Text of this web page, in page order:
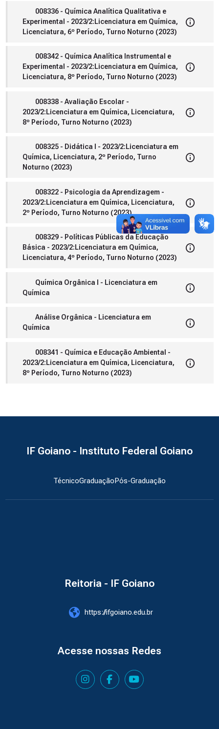
008336 - Química Analítica Qualitativa e
Experimental - 2023/2:Licenciatura em Química,
Licenciatura, 6º Período, Turno Noturno (2023)
008342 - Química Analítica Instrumental e
Experimental - 2023/2:Licenciatura em Química,
Licenciatura, 8º Período, Turno Noturno (2023)
008338 - Avaliação Escolar -
2023/2:Licenciatura em Química, Licenciatura,
8º Período, Turno Noturno (2023)
008325 - Didática I - 2023/2:Licenciatura em
Química, Licenciatura, 2º Período, Turno
Noturno (2023)
008322 - Psicologia da Aprendizagem -
2023/2:Licenciatura em Química, Licenciatura,
2º Período, Turno Noturno (2023)
008329 - Políticas Públicas da Educação
Básica - 2023/2:Licenciatura em Química,
Licenciatura, 4º Período, Turno Noturno (2023)
Química Orgânica I - Licenciatura em
Química
Análise Orgânica - Licenciatura em
Química
008341 - Química e Educação Ambiental -
2023/2:Licenciatura em Química, Licenciatura,
8º Período, Turno Noturno (2023)
IF Goiano - Instituto Federal Goiano
TécnicoGraduaçãoPós-Graduação
Reitoria - IF Goiano
https://ifgoiano.edu.br
Acesse nossas Redes